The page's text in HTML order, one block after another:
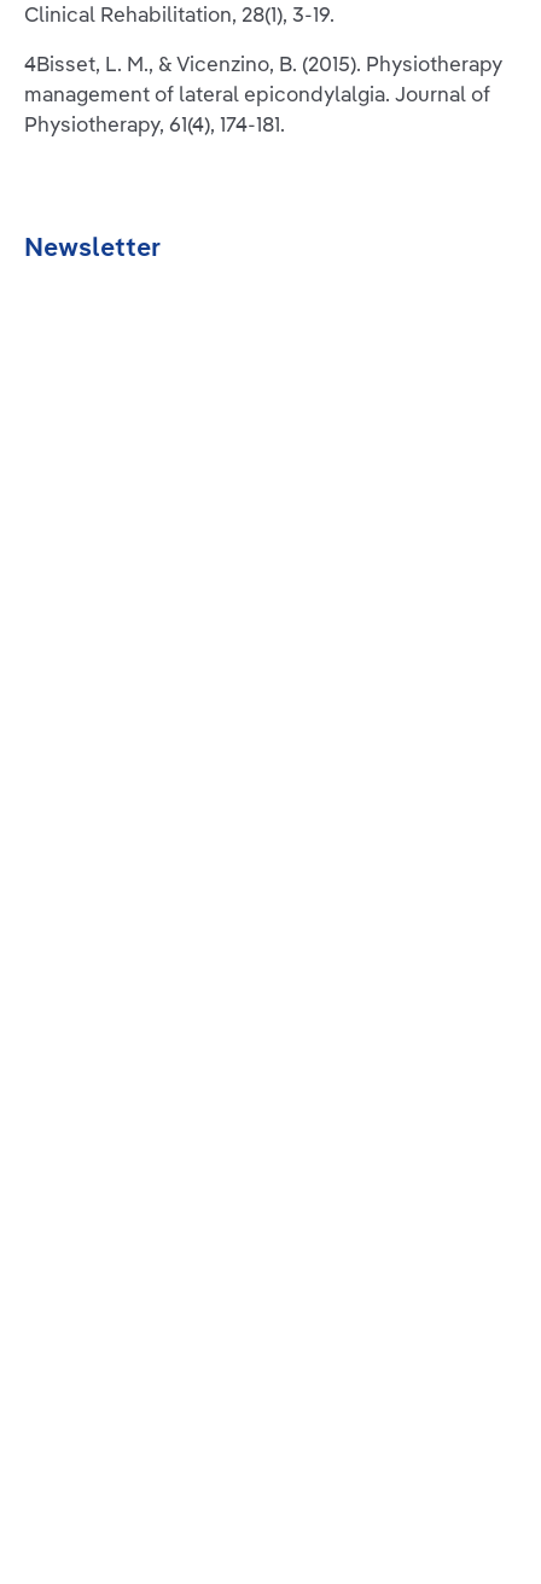
Clinical Rehabilitation, 28(1), 3-19.
4Bisset, L. M., & Vicenzino, B. (2015). Physiotherapy
management of lateral epicondylalgia. Journal of
Physiotherapy, 61(4), 174-181.
Newsletter